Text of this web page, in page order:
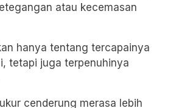
atau kecemasan
hanya tentang tercapainya
tetapi juga terpenuhinya
cenderung merasa lebih